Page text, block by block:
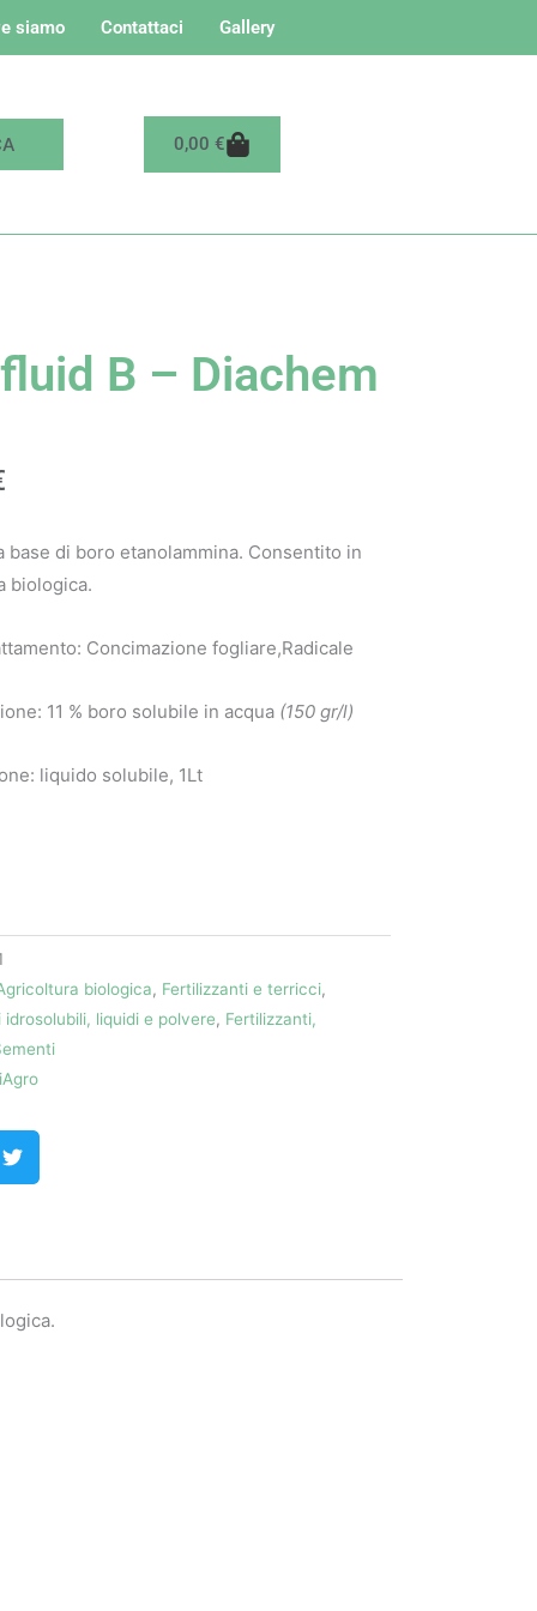
siamo Contattaci Gallery
0,00 €Carrello
B – Diachem
base di boro etanolammina. Consentito in
biologica.
Concimazione fogliare,Radicale
11 % boro solubile in acqua (150 gr/l)
liquido solubile, 1Lt
biologica, Fertilizzanti e terricci,
idrosolubili, liquidi e polvere, Fertilizzanti,